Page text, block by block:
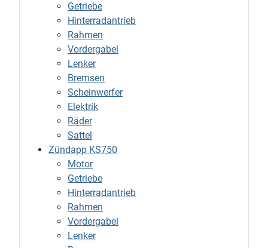
Getriebe
Hinterradantrieb
Rahmen
Vordergabel
Lenker
Bremsen
Scheinwerfer
Elektrik
Räder
Sattel
Zündapp KS750
Motor
Getriebe
Hinterradantrieb
Rahmen
Vordergabel
Lenker